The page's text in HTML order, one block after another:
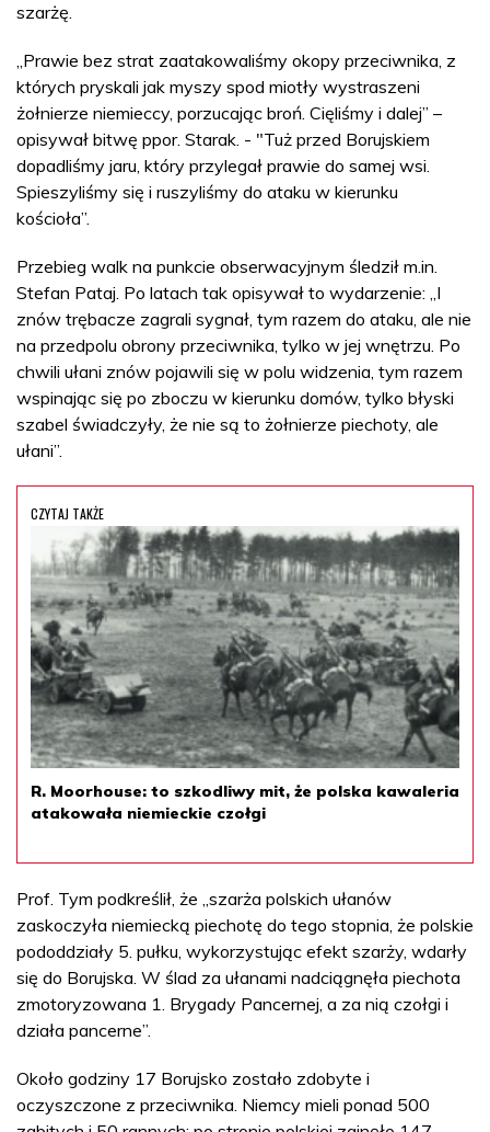
szarżę.
„Prawie bez strat zaatakowaliśmy okopy przeciwnika, z
których pryskali jak myszy spod miotły wystraszeni
żołnierze niemieccy, porzucając broń. Cięliśmy i dalej” –
opisywał bitwę ppor. Starak. - "Tuż przed Borujskiem
dopadliśmy jaru, który przylegał prawie do samej wsi.
Spieszyliśmy się i ruszyliśmy do ataku w kierunku
kościoła”.
Przebieg walk na punkcie obserwacyjnym śledził m.in.
Stefan Pataj. Po latach tak opisywał to wydarzenie: „I
znów trębacze zagrali sygnał, tym razem do ataku, ale nie
na przedpolu obrony przeciwnika, tylko w jej wnętrzu. Po
chwili ułani znów pojawili się w polu widzenia, tym razem
wspinając się po zboczu w kierunku domów, tylko błyski
szabel świadczyły, że nie są to żołnierze piechoty, ale
ułani”.
CZYTAJ TAKŻE
R. Moorhouse: to szkodliwy mit, że polska kawaleria
atakowała niemieckie czołgi
Prof. Tym podkreślił, że „szarża polskich ułanów
zaskoczyła niemiecką piechotę do tego stopnia, że polskie
pododdziały 5. pułku, wykorzystując efekt szarży, wdarły
się do Borujska. W ślad za ułanami nadciągnęła piechota
zmotoryzowana 1. Brygady Pancernej, a za nią czołgi i
działa pancerne”.
Około godziny 17 Borujsko zostało zdobyte i
oczyszczone z przeciwnika. Niemcy mieli ponad 500